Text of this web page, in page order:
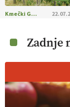
Kmečki Glas
Zadnje